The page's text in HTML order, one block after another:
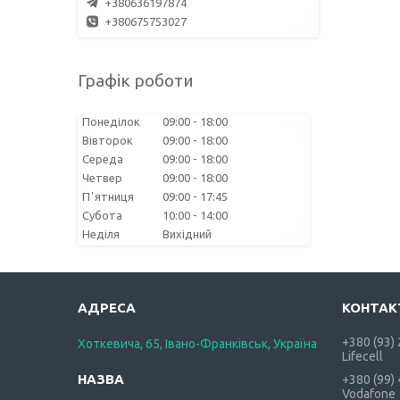
+380636197874
+380675753027
Графік роботи
Понеділок 09:00
18:00
Вівторок
09:00
18:00
Середа
09:00
18:00
Четвер
09:00
18:00
Пʼятниця
09:00
17:45
Субота
10:00
14:00
Неділя
Вихідний
Хоткевича, 65, Івано-Франківськ, Україна
+380 (93)
Lifecell
+380 (99)
Vodafone